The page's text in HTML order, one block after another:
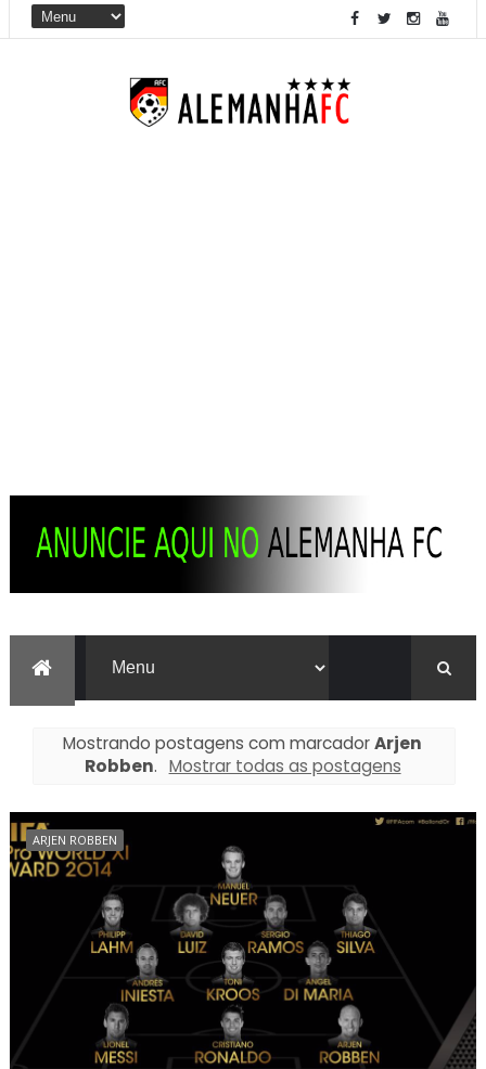
Mostrando postagens com marcadorArjen
Robben. Mostrar todas as postagens
ARJEN ROBBEN